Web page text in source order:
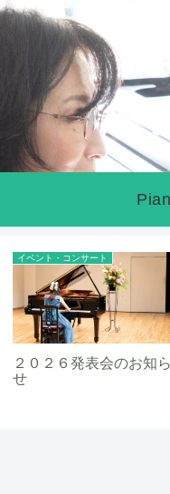
イベント・コンサート
２０２６発表会のお知ら
せ